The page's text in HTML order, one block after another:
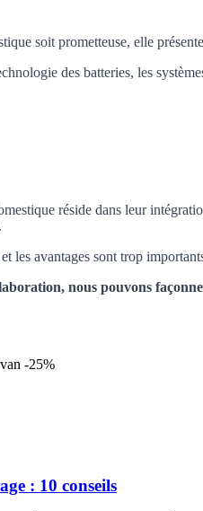
soit prometteuse, elle
des batteries, les
réside dans leur
les avantages sont trop
nous pouvons
-25%
: 10 conseils